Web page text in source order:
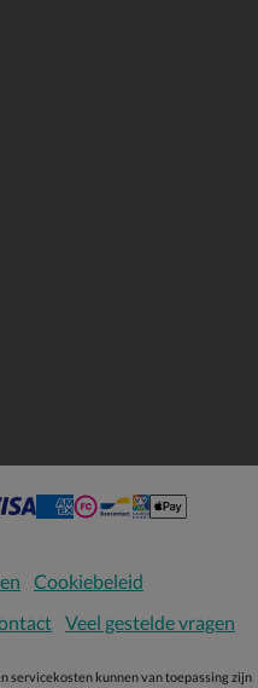
Cookiebeleid
Veel gestelde vragen
servicekosten kunnen van toepassing zijn